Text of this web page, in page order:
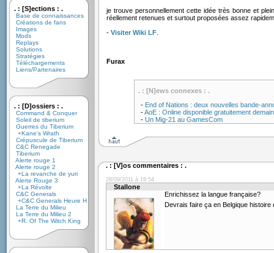
. : [S]ections : .
Base de connaissances
Créations de fans
Images
Mods
Replays
Solutions
Stratégies
Téléchargements
Liens/Partenaires
. : [D]ossiers : .
Command & Conquer
Soleil de tiberium
Guerres du Tiberium
+Kane's Wrath
Crépuscule de Tiberium
C&C Renegade
Tiberium
Alerte rouge 1
Alerte rouge 2
+La revanche de yuri
Alerte Rouge 3
+La Révolte
C&C Generals
+C&C Generals Heure H
La Terre du Milieu
La Terre du Milieu 2
+R. Of The Witch King
je trouve personnellement cette idée très bonne et
réellement retenues et surtout proposées assez
- Visiter Wiki LF.
Furax
. : [N]ews connexes : .
- End of Nations : deux nouvelles bande-
-AoE : Online disponible gratuitement
- Un Mig-21 au GamesCom
. : [V]os commentaires : .
28/09/2011 à 19:54
Stallone
Enrichissez la langue française?
Devrais faire ça en Belgique